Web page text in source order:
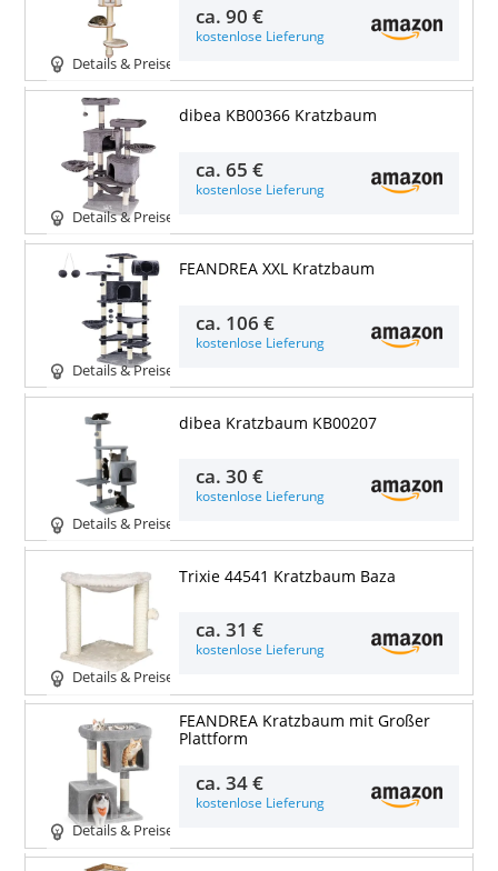
Details & Preise
ca.90 €
kostenlose Lieferung
Details & Preise
dibea KB00366 Kratzbaum
ca.65 €
kostenlose Lieferung
Details & Preise
FEANDREA XXL Kratzbaum
ca. 106 €
kostenlose Lieferung
Details & Preise
dibea Kratzbaum KB00207
ca.30 €
kostenlose Lieferung
Details & Preise
Trixie 44541 Kratzbaum Baza
ca.31 €
kostenlose Lieferung
Details & Preise
FEANDREA Kratzbaum mit Großer
Plattform
ca.34 €
kostenlose Lieferung